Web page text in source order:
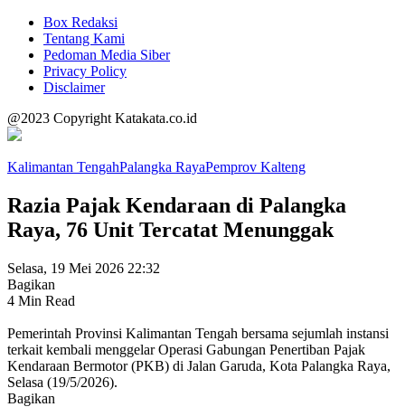
Box Redaksi
Tentang Kami
Pedoman Media Siber
Privacy Policy
Disclaimer
@2023 Copyright Katakata.co.id
Kalimantan TengahPalangka RayaPemprov Kalteng
Razia Pajak Kendaraan di Palangka
Raya, 76 Unit Tercatat Menunggak
Selasa, 19 Mei 2026 22:32
Bagikan
4 Min Read
Pemerintah Provinsi Kalimantan Tengah bersama sejumlah instansi
terkait kembali menggelar Operasi Gabungan Penertiban Pajak
Kendaraan Bermotor (PKB) di Jalan Garuda, Kota Palangka Raya,
Selasa (19/5/2026).
Bagikan